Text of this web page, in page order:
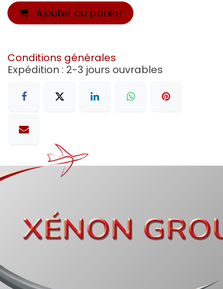
Ajouter au panier
Conditions générales
Expédition : 2-3 jours ouvrables